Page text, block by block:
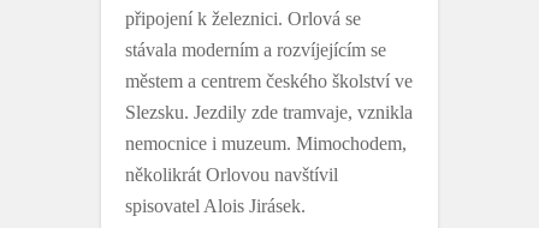
připojení k železnici. Orlová se
stávala moderním a rozvíjejícím se
městem a centrem českého školství ve
Slezsku. Jezdily zde tramvaje, vznikla
nemocnice i muzeum. Mimochodem,
několikrát Orlovou navštívil
spisovatel Alois Jirásek.